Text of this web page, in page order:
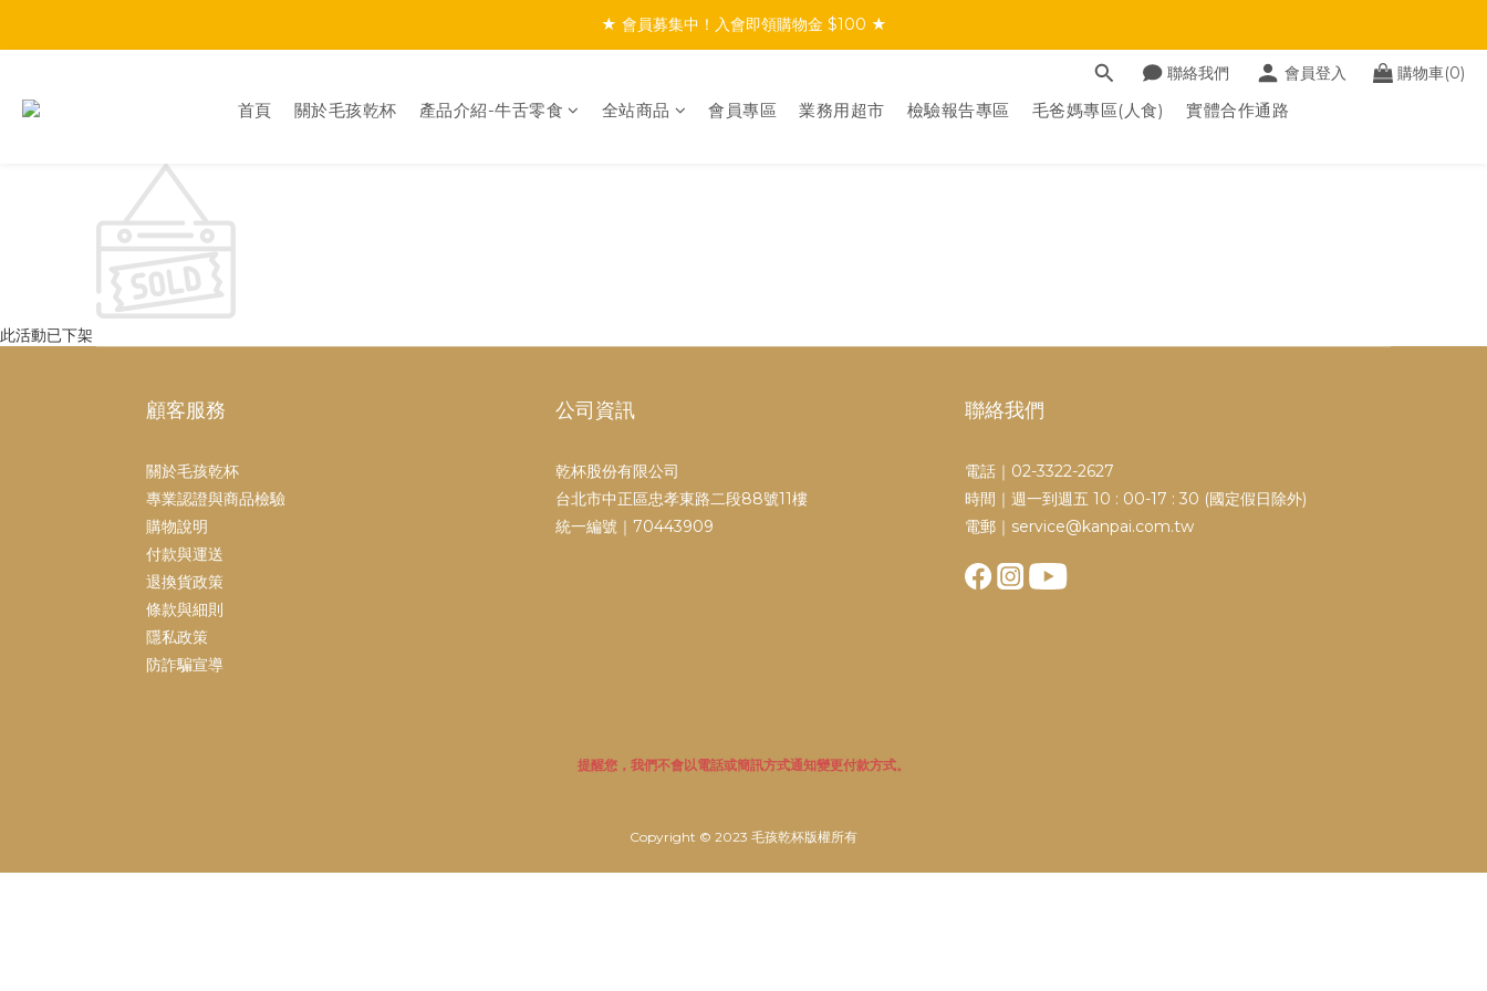
★ 會員募集中！入會即領購物金 $100 ★
★ 會員募集中！入會即領購物金 $100 ★
★ 會員募集中！入會即領購物金 $100 ★
聯絡我們 會員登入 購物車(0)
首頁 關於毛孩乾杯 產品介紹-牛舌零食 全站商品 會員專區 業務用超市 檢驗報告專區 毛爸媽專區(人食) 實體合作通路
此活動已下架
顧客服務
關於毛孩乾杯
專業認證與商品檢驗
購物說明
付款與運送
退換貨政策
條款與細則
隱私政策
防詐騙宣導
公司資訊
乾杯股份有限公司
台北市中正區忠孝東路二段88號11樓
統一編號｜70443909
聯絡我們
電話｜02-3322-2627
時間｜週一到週五 10 : 00-17 : 30 (國定假日除外)
電郵｜service@kanpai.com.tw
提醒您，我們不會以電話或簡訊方式通知變更付款方式。
Copyright © 2023 毛孩乾杯版權所有